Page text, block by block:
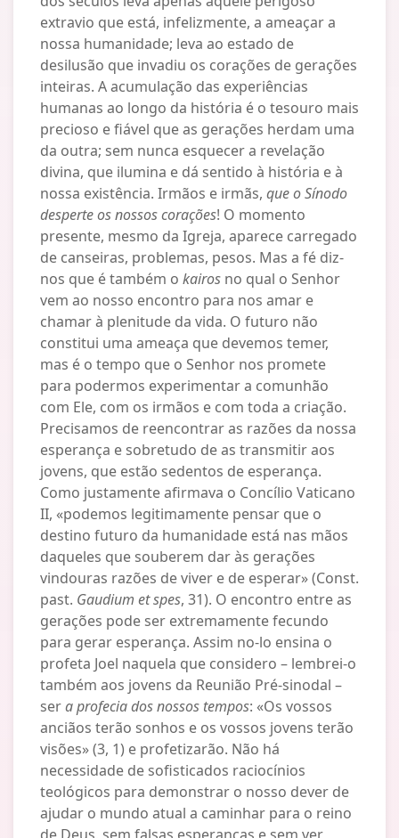
extravio que está, infelizmente, a ameaçar a
nossa humanidade; leva ao estado de
desilusão que invadiu os corações de gerações
inteiras. A acumulação das experiências
humanas ao longo da história é o tesouro mais
precioso e fiável que as gerações herdam uma
da outra; sem nunca esquecer a revelação
divina, que ilumina e dá sentido à história e à
nossa existência. Irmãos e irmãs, que o Sínodo
desperte os nossos corações! O momento
presente, mesmo da Igreja, aparece carregado
de canseiras, problemas, pesos. Mas a fé diz-
nos que é também o kairos no qual o Senhor
vem ao nosso encontro para nos amar e
chamar à plenitude da vida. O futuro não
constitui uma ameaça que devemos temer,
mas é o tempo que o Senhor nos promete
para podermos experimentar a comunhão
com Ele, com os irmãos e com toda a criação.
Precisamos de reencontrar as razões da nossa
esperança e sobretudo de as transmitir aos
jovens, que estão sedentos de esperança.
Como justamente afirmava o Concílio Vaticano
II, «podemos legitimamente pensar que o
destino futuro da humanidade está nas mãos
daqueles que souberem dar às gerações
vindouras razões de viver e de esperar» (Const.
past. Gaudium et spes, 31). O encontro entre as
gerações pode ser extremamente fecundo
para gerar esperança. Assim no-lo ensina o
profeta Joel naquela que considero – lembrei-o
também aos jovens da Reunião Pré-sinodal –
sera profecia dos nossos tempos: «Os vossos
anciãos terão sonhos e os vossos jovens terão
visões» (3, 1) e profetizarão. Não há
necessidade de sofisticados raciocínios
teológicos para demonstrar o nosso dever de
ajudar o mundo atual a caminhar para o reino